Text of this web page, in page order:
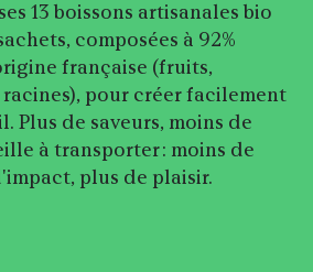
13 boissons artisanales bio
composées à 92%
française (fruits,
pour créer facilement
Plus de saveurs, moins de
à transporter : moins de
plus de plaisir.